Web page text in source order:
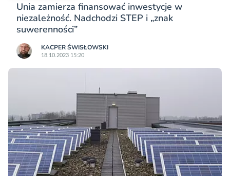
Unia zamierza finansować inwestycje w
niezależność. Nadchodzi STEP i „znak
suwerenności”
KACPER ŚWISŁO­WSKI
18.10.2023 15:20